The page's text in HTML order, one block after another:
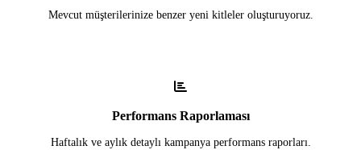
Mevcut müşterilerinize benzer yeni kitleler oluşturuyoruz.
Performans Raporlaması
Haftalık ve aylık detaylı kampanya performans raporları.